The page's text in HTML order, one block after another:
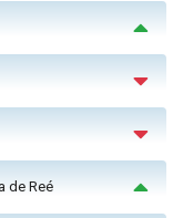
de Reé